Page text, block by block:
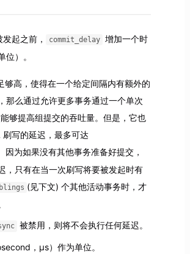
起之前， commit_delay
增加一个时
位）。
够高，使得在一个给定间隔内有额外的
那么通过允许更多事务通过一个单次
够提高组提交的吞吐量。但是，它也
刷写的延迟，最多可达
因为如果没有其他事务准备好提交，
，只有在当一次刷写将要被发起时有
(见下文) 个其他活动事务时，才
被禁用，则将不会执行任何延迟。
，μs）作为单位。